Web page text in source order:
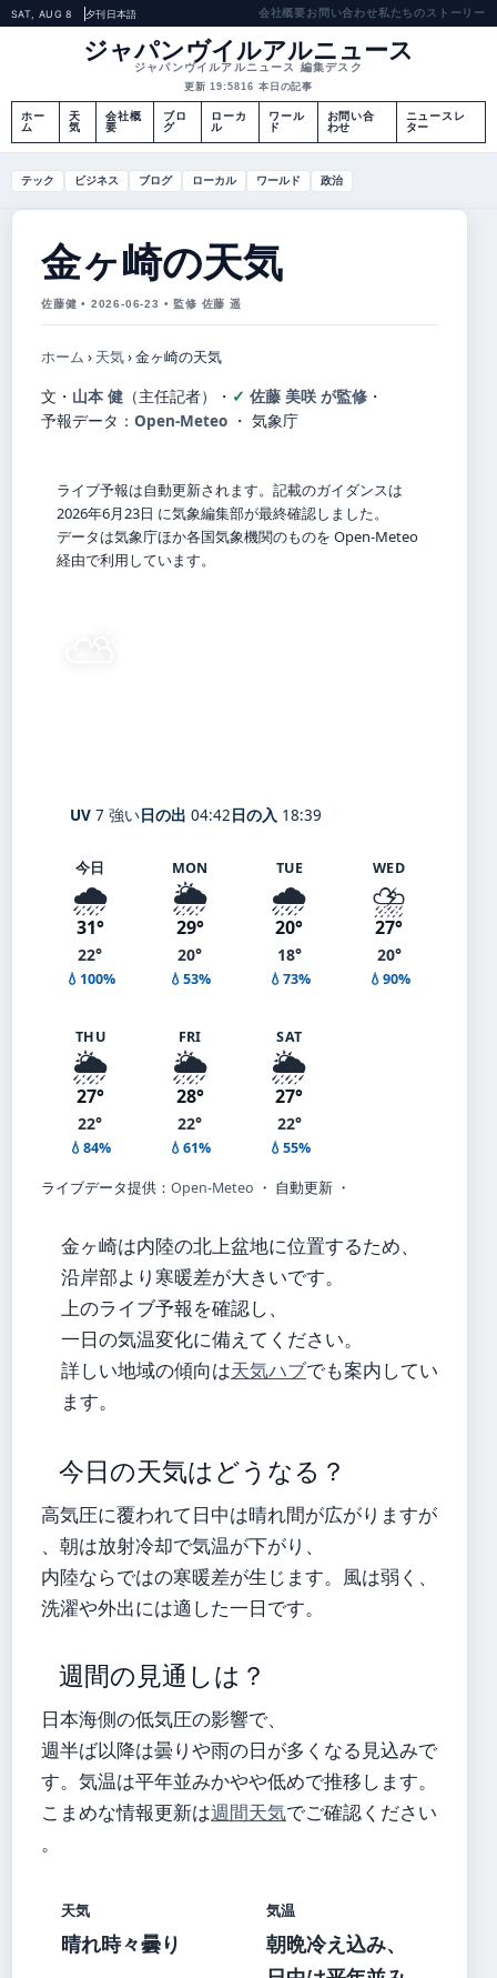
SAT, AUG 8 夕刊日本語 会社概要お問い合わせ私たちのストーリー
ジャパンヴイルアルニュース
ジャパンヴイルアルニュース 編集デスク
更新 19:5816 本日の記事
ホー
ム
天
気
会社概
要
ブロ
グ
ローカ
ル
ワール
ド
お問い合
わせ
ニュースレ
ター
テック ビジネス ブログ ローカル ワールド 政治
金ヶ崎の天気
佐藤健 • 2026-06-23 • 監修 佐藤 遥
ホーム › 天気›金ヶ崎の天気
文・ 山本 健 （主任記者） ・ 佐藤 美咲 が監修 ・
予報データ： Open-Meteo ・ 気象庁
ライブ予報は自動更新されます。記載のガイダンスは
2026年6月23日 に気象編集部が最終確認しました。
データは気象庁ほか各国気象機関のものを Open-Meteo
経由で利用しています。
UV 7 強い日の出 04:42日の入 18:39
今日
🌧️
31°
22°
💧100%
MON
🌦️
29°
20°
💧53%
TUE
🌧️
20°
18°
💧73%
WED
⛈️
27°
20°
💧90%
THU
🌦️
27°
22°
💧84%
FRI
🌦️
28°
22°
💧61%
SAT
🌦️
27°
22°
💧55%
ライブデータ提供： Open-Meteo ・ 自動更新 ・
金ヶ崎は内陸の北上盆地に位置するため、
沿岸部より寒暖差が大きいです。
上のライブ予報を確認し、
一日の気温変化に備えてください。
詳しい地域の傾向は天気ハブでも案内してい
ます。
今日の天気はどうなる？
高気圧に覆われて日中は晴れ間が広がりますが
、朝は放射冷却で気温が下がり、
内陸ならではの寒暖差が生じます。風は弱く、
洗濯や外出には適した一日です。
週間の見通しは？
日本海側の低気圧の影響で、
週半ば以降は曇りや雨の日が多くなる見込みで
す。気温は平年並みかやや低めで推移します。
こまめな情報更新は週間天気でご確認ください
。
天気
晴れ時々曇り
気温
朝晩冷え込み、